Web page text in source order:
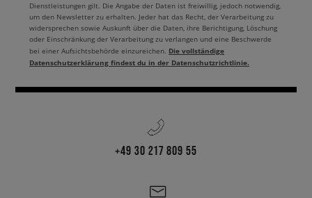
Dienstleistungen gilt. Die Angabe der Daten ist freiwillig, jedoch notwendig,
um den Newsletter zu erhalten. Jeder hat das Recht, der Verarbeitung zu
widersprechen sowie Auskunft über die Daten, ihre Berichtigung, Löschung
oder Einschränkung der Verarbeitung zu verlangen und eine Beschwerde
bei einer Aufsichtsbehörde einzureichen. Die vollständige
Datenschutzerklärung findest du in der Datenschutzrichtlinie.
+49 30 217 809 55